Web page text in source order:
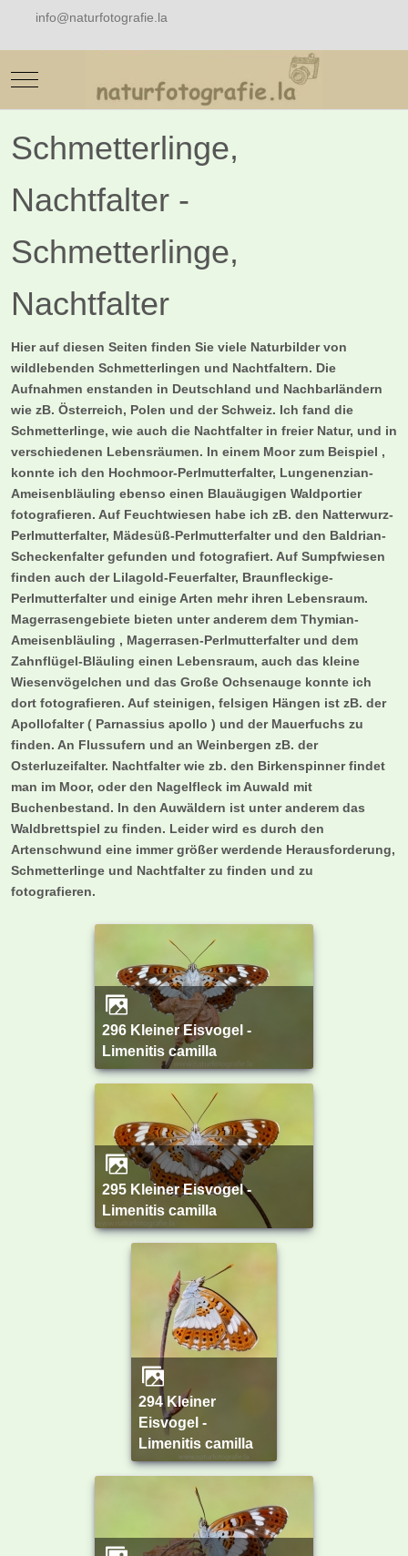
info@naturfotografie.la
Mobile Menu Toggle
Schmetterlinge,
Nachtfalter -
Schmetterlinge,
Nachtfalter
Hier auf diesen Seiten finden Sie viele Naturbilder von
wildlebenden Schmetterlingen und Nachtfaltern. Die
Aufnahmen enstanden in Deutschland und Nachbarländern
wie zB. Österreich, Polen und der Schweiz. Ich fand die
Schmetterlinge, wie auch die Nachtfalter in freier Natur, und in
verschiedenen Lebensräumen. In einem Moor zum Beispiel ,
konnte ich den Hochmoor-Perlmutterfalter, Lungenenzian-
Ameisenbläuling ebenso einen Blauäugigen Waldportier
fotografieren. Auf Feuchtwiesen habe ich zB. den Natterwurz-
Perlmutterfalter, Mädesüß-Perlmutterfalter und den Baldrian-
Scheckenfalter gefunden und fotografiert. Auf Sumpfwiesen
finden auch der Lilagold-Feuerfalter, Braunfleckige-
Perlmutterfalter und einige Arten mehr ihren Lebensraum.
Magerrasengebiete bieten unter anderem dem Thymian-
Ameisenbläuling , Magerrasen-Perlmutterfalter und dem
Zahnflügel-Bläuling einen Lebensraum, auch das kleine
Wiesenvögelchen und das Große Ochsenauge konnte ich
dort fotografieren. Auf steinigen, felsigen Hängen ist zB. der
Apollofalter ( Parnassius apollo ) und der Mauerfuchs zu
finden. An Flussufern und an Weinbergen zB. der
Osterluzeifalter. Nachtfalter wie zb. den Birkenspinner findet
man im Moor, oder den Nagelfleck im Auwald mit
Buchenbestand. In den Auwäldern ist unter anderem das
Waldbrettspiel zu finden. Leider wird es durch den
Artenschwund eine immer größer werdende Herausforderung,
Schmetterlinge und Nachtfalter zu finden und zu
fotografieren.
296 Kleiner Eisvogel -
Limenitis camilla
295 Kleiner Eisvogel -
Limenitis camilla
294 Kleiner
Eisvogel -
Limenitis camilla